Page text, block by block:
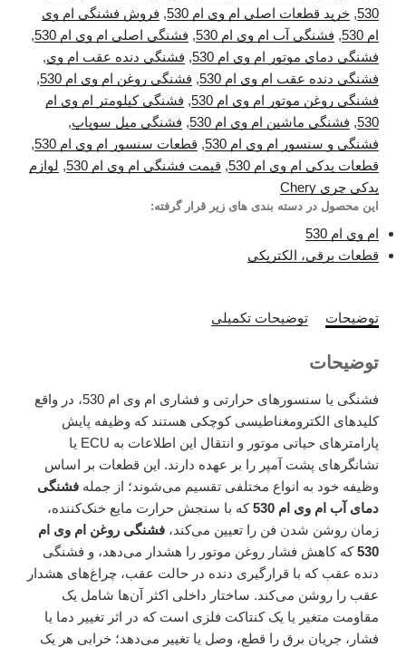
530
, خرید قطعات اصلی ام وی ام 530 , فروش فشنگی ام وی
ام 530
, فشنگی آب ام وی ام 530 , فشنگی اصلی ام وی ام 530
,
فشنگی دمای موتور ام وی ام 530
, فشنگی دنده عقب ام وی,
فشنگی دنده عقب ام وی ام 530
, فشنگی روغن ام وی ام 530
,
فشنگی روغن موتور ام وی ام 530
, فشنگی کیلومتر ام وی ام
530
, فشنگی ماشین ام وی ام 530 , فشنگی میل سوپاپ,
فشنگی و سنسور ام وی ام 530
, قطعات سنسور ام وی ام 530
,
قطعات یدکی ام وی ام 530
, قیمت فشنگی ام وی ام 530 , لوازم
یدکی چری Chery
این محصول در دسته بندی های زیر قرار گرفته:
ام وی ام 530
قطعات برقی، الکتریکی
توضیحات توضیحات تکمیلی
توضیحات
فشنگی یا سنسورهای حرارتی و فشاری ام وی ام 530، در واقع
کلیدهای الکترومغناطیسی کوچکی هستند که وظیفه پایش
پارامترهای حیاتی موتور و انتقال این اطلاعات به ECU یا
نشانگرهای پشت آمپر را بر عهده دارند. این قطعات بر اساس
وظیفه خود به انواع مختلفی تقسیم می‌شوند؛ از جمله فشنگی
دمای آب ام وی ام 530
که با سنجش حرارت مایع خنک‌کننده،
زمان روشن شدن فن را تعیین می‌کند، فشنگی روغن ام وی ام
530که کاهش فشار روغن موتور را هشدار می‌دهد، و فشنگی
دنده عقب که با قرارگیری دنده در حالت عقب، چراغ‌های هشدار
عقب را روشن می‌کند. ساختار داخلی اکثر آن‌ها شامل یک
مقاومت متغیر یا یک کنتاکت فلزی است که در اثر تغییر دما یا
فشار، جریان برق را قطع، وصل یا تغییر می‌دهد؛ خرابی هر یک